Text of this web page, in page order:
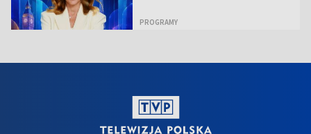
PROGRAMY